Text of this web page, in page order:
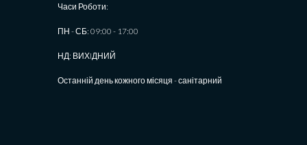
Часи Роботи:
ПН - СБ: 09:00 - 17:00
НД: ВИХIДНИЙ
Останній день кожного місяця - санітарний